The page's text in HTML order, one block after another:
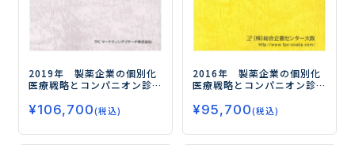
2019年 製薬企業の個別化
医療戦略とコンパニオン診
サーによるCDxの投入が進む
コンパニオン診断薬市場―
¥106,700(税込)
2016年 製薬企業の個別化
医療戦略とコンパニオン診
サーを用いたCDx開発提携が
活発化―
¥95,700(税込)